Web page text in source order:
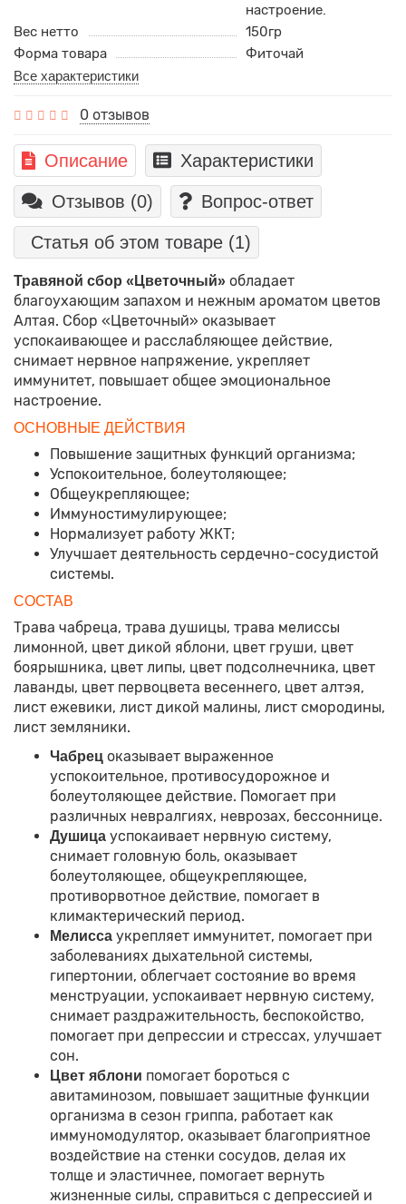
настроение.
Вес нетто
150гр
Форма товара
Фиточай
Все характеристики
0 отзывов
Описание Характеристики
Отзывов (0) Вопрос-ответ
Статья об этом товаре (1)
Травяной сбор «Цветочный» обладает
благоухающим запахом и нежным ароматом цветов
Алтая. Сбор «Цветочный» оказывает
успокаивающее и расслабляющее действие,
снимает нервное напряжение, укрепляет
иммунитет, повышает общее эмоциональное
настроение.
ОСНОВНЫЕ ДЕЙСТВИЯ
Повышение защитных функций организма;
Успокоительное, болеутоляющее;
Общеукрепляющее;
Иммуностимулирующее;
Нормализует работу ЖКТ;
Улучшает деятельность сердечно-сосудистой
системы.
СОСТАВ
Трава чабреца, трава душицы, трава мелиссы
лимонной, цвет дикой яблони, цвет груши, цвет
боярышника, цвет липы, цвет подсолнечника, цвет
лаванды, цвет первоцвета весеннего, цвет алтэя,
лист ежевики, лист дикой малины, лист смородины,
лист земляники.
Чабрец оказывает выраженное
успокоительное, противосудорожное и
болеутоляющее действие. Помогает при
различных невралгиях, неврозах, бессоннице.
Душица успокаивает нервную систему,
снимает головную боль, оказывает
болеутоляющее, общеукрепляющее,
противорвотное действие, помогает в
климактерический период.
Мелисса укрепляет иммунитет, помогает при
заболеваниях дыхательной системы,
гипертонии, облегчает состояние во время
менструации, успокаивает нервную систему,
снимает раздражительность, беспокойство,
помогает при депрессии и стрессах, улучшает
сон.
Цвет яблони помогает бороться с
авитаминозом, повышает защитные функции
организма в сезон гриппа, работает как
иммуномодулятор, оказывает благоприятное
воздействие на стенки сосудов, делая их
толще и эластичнее, помогает вернуть
жизненные силы, справиться с депрессией и